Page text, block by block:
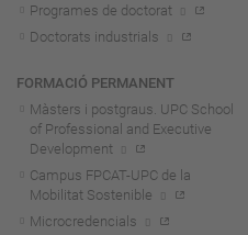
Programes de doctorat
Doctorats industrials
FORMACIÓ PERMANENT
Màsters i postgraus. UPC School
of Professional and Executive
Development
Campus FPCAT-UPC de la
Mobilitat Sostenible
Microcredencials